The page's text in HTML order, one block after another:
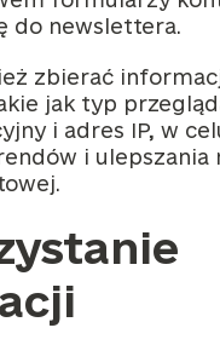
do newslettera.
zbierać
jak typ
i adres IP, w
i ulepszania